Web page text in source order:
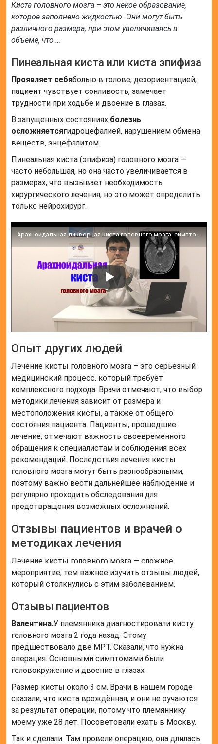
Киста головного мозга – это некое образование,
которое заполнено жидкостью. Они могут быть
различного размера, при этом увеличиваясь в
объеме, что …
Пинеальная киста или киста эпифиза
Проявляет себяболью в голове, дезориентацией,
пациент чувствует сонливость, замечает
трудности при ходьбе и двоение в глазах.
В запущенных состояниях болезнь
осложняетсягидроцефалией, нарушением обмена
веществ, энцефалитом.
Пинеальная киста (эпифиза) головного мозга —
часто небольшая, но она часто увеличивается в
размерах, что вызывает необходимость
хирургического лечения, но это может определить
только нейрохирург.
Арахноидальная ликворная киста головного мозга: симптомы, лечение
Опыт других людей
Лечение кисты головного мозга – это серьезный
медицинский процесс, который требует
комплексного подхода. Врачи отмечают, что выбор
методики лечения зависит от размера и
местоположения кисты, а также от общего
состояния пациента. Пациенты, прошедшие
лечение, отмечают важность своевременного
обращения к специалистам и соблюдения всех
рекомендаций. Последствия лечения кисты
головного мозга могут быть разнообразными,
поэтому важно вести дальнейшее наблюдение и
регулярно проходить обследования для
предотвращения возможных осложнений.
Отзывы пациентов и врачей о
методиках лечения
Лечение кисты головного мозга — сложное
мероприятие, тем важнее изучить отзывы людей,
который столкнулись с этим заболеванием.
Отзывы пациентов
Валентина.У племянника диагностировали кисту
головного мозга 2 года назад. Этому
предшествовало две МРТ. Сказали, что нужна
операция. Основными симптомами были
головокружение и двоение в глазах.
Размер кисты около 3 см. Врачи в нашем городе
сказали, что киста врождённая, и они не ручаются
за результат операции, потому что племяннику
моему уже 28 лет. Посоветовали ехать в Москву.
Так и сделали. Там провели операцию, она длилась